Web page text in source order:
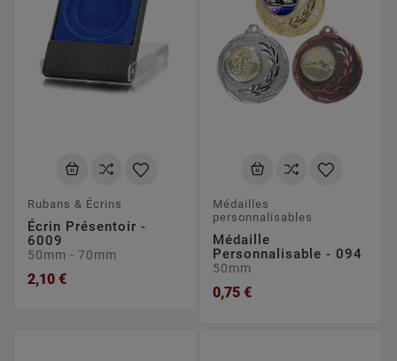
Rubans & Écrins
Écrin Présentoir -
6009
50mm - 70mm
2,10 €
Médailles
personnalisables
Médaille
Personnalisable - 094
50mm
0,75 €